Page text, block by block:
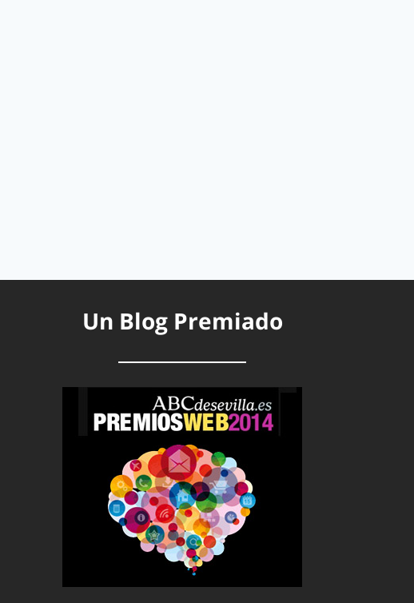
Un Blog Premiado